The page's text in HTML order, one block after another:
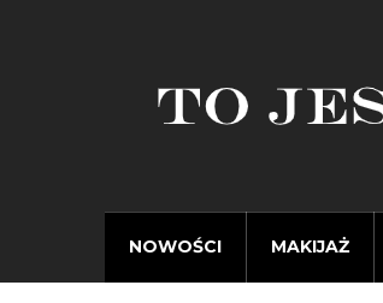
NOWOŚCI MAKIJAŻ